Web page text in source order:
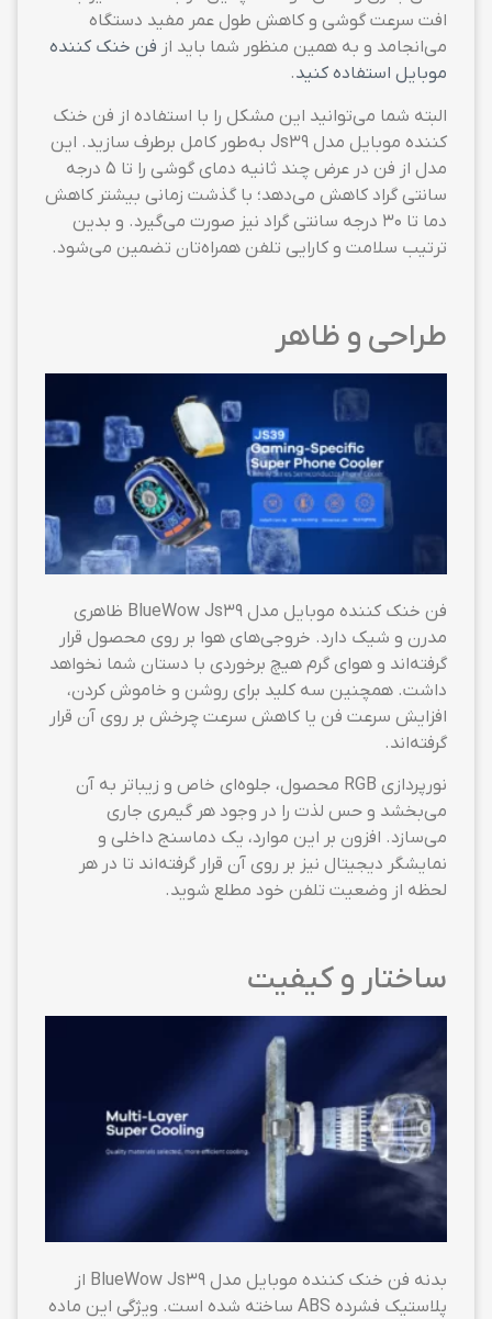
افت سرعت گوشی و کاهش طول عمر مفید دستگاه
می‌انجامد و به همین منظور شما باید از فن خنک کننده
موبایل استفاده کنید.
البته شما می‌توانید این مشکل را با استفاده از فن خنک
کننده موبایل مدل Js39 به‌طور کامل برطرف سازید. این
مدل از فن در عرض چند ثانیه دمای گوشی را تا ۵ درجه
سانتی گراد کاهش می‌دهد؛ با گذشت زمانی بیشتر کاهش
دما تا ۳۰ درجه سانتی گراد نیز صورت می‌گیرد. و بدین
ترتیب سلامت و کارایی تلفن همراه‌تان تضمین می‌شود.
طراحی و ظاهر
فن خنک کننده موبایل مدل BlueWow Js39 ظاهری
مدرن و شیک دارد. خروجی‌های هوا بر روی محصول قرار
گرفته‌اند و هوای گرم هیچ برخوردی با دستان شما نخواهد
داشت. همچنین سه کلید برای روشن و خاموش کردن،
افزایش سرعت فن یا کاهش سرعت چرخش بر روی آن قرار
گرفته‌اند.
نورپردازی RGB محصول، جلوه‌ای خاص و زیباتر به آن
می‌بخشد و حس لذت را در وجود هر گیمری جاری
می‌سازد. افزون بر این موارد، یک دماسنج داخلی و
نمایشگر دیجیتال نیز بر روی آن قرار گرفته‌اند تا در هر
لحظه از وضعیت تلفن خود مطلع شوید.
ساختار و کیفیت
بدنه فن خنک کننده موبایل مدل BlueWow Js39 از
پلاستیک فشرده ABS ساخته شده است. ویژگی این ماده